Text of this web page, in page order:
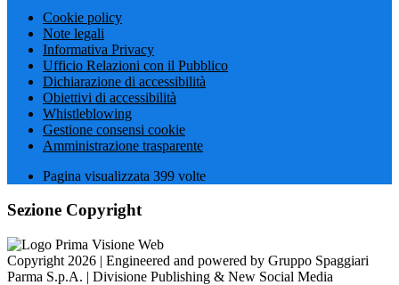
Cookie policy
Note legali
Informativa Privacy
Ufficio Relazioni con il Pubblico
Dichiarazione di accessibilità
Obiettivi di accessibilità
Whistleblowing
Gestione consensi cookie
Amministrazione trasparente
Pagina visualizzata 399 volte
Sezione Copyright
Copyright 2026 | Engineered and powered by Gruppo Spaggiari
Parma S.p.A. | Divisione Publishing & New Social Media